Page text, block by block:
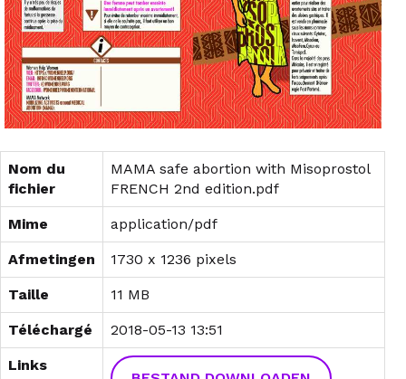
Nom du
fichier
MAMA safe abortion with Misoprostol
FRENCH 2nd edition.pdf
Mime application/pdf
Afmetingen 1730 x 1236 pixels
Taille 11 MB
Téléchargé 2018-05-13 13:51
Links